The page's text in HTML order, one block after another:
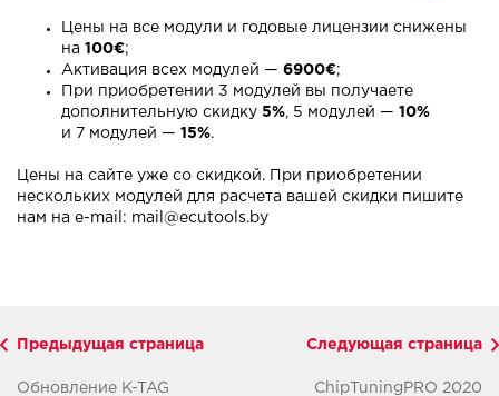
Цены на все модули и годовые лицензии снижены
на 100€;
Активация всех модулей — 6900€;
При приобретении 3 модулей вы получаете
дополнительную скидку 5% , 5 модулей — 10%
и 7 модулей — 15%.
Цены на сайте уже со скидкой. При приобретении
нескольких модулей для расчета вашей скидки пишите
нам на e-mail: mail@ecutools.by
Предыдущая страница
Обновление K-TAG
Следующая страница
ChipTuningPRO 2020